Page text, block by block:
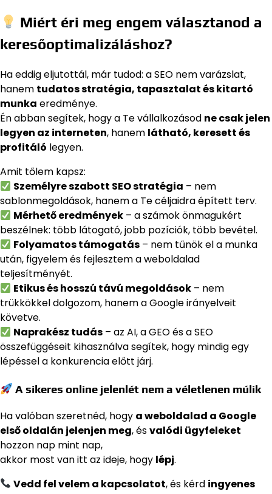
Miért éri meg engem választanod a
keresőoptimalizáláshoz?
Ha eddig eljutottál, már tudod: a SEO nem varázslat,
hanem tudatos stratégia, tapasztalat és kitartó
munka eredménye.
Én abban segítek, hogy a Te vállalkozásod ne csak jelen
legyen az interneten, hanem látható, keresett és
profitáló legyen.
Amit tőlem kapsz:
Személyre szabott SEO stratégia – nem
sablonmegoldások, hanem a Te céljaidra épített terv.
Mérhető eredmények – a számok önmagukért
beszélnek: több látogató, jobb pozíciók, több bevétel.
Folyamatos támogatás – nem tűnök el a munka
után, figyelem és fejlesztem a weboldalad
teljesítményét.
Etikus és hosszú távú megoldások – nem
trükkökkel dolgozom, hanem a Google irányelveit
követve.
Naprakész tudás – az AI, a GEO és a SEO
összefüggéseit kihasználva segítek, hogy mindig egy
lépéssel a konkurencia előtt járj.
A sikeres online jelenlét nem a véletlenen múlik
Ha valóban szeretnéd, hogy a weboldalad a Google
első oldalán jelenjen meg, ésvalódi ügyfeleket
hozzon nap mint nap,
akkor most van itt az ideje, hogy lépj.
Vedd fel velem a kapcsolatot, és kérd ingyenes